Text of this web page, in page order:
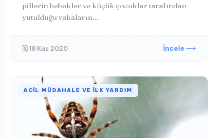
pillerin bebekler ve küçük çocuklar tarafından
yutulduğu vakaların...
🗓️ 18 Kas 2020 İncele ⟶
ACIL MÜDAHALE VE İLK YARDIM